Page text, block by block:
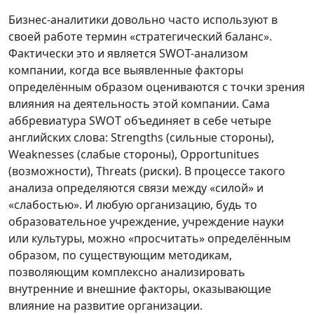
Бизнес-аналитики довольно часто используют в
своей работе термин «стратегический баланс».
Фактически это и является SWOT-анализом
компании, когда все выявленные факторы
определённым образом оцениваются с точки зрения
влияния на деятельность этой компании. Сама
аббревиатура SWOT объединяет в себе четыре
английских слова: Strengths (сильные стороны),
Weaknesses (слабые стороны), Opportunitues
(возможности), Threats (риски). В процессе такого
анализа определяются связи между «силой» и
«слабостью». И любую организацию, будь то
образовательное учреждение, учреждение науки
или культуры, можно «просчитать» определённым
образом, по существующим методикам,
позволяющим комплексно анализировать
внутренние и внешние факторы, оказывающие
влияние на развитие организации.